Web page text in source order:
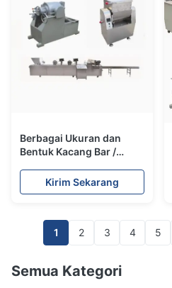
Berbagai Ukuran dan
Bentuk Kacang Bar /
Mesin tanpa limbah
Kirim Sekarang
1 2 3 4 5
Semua Kategori